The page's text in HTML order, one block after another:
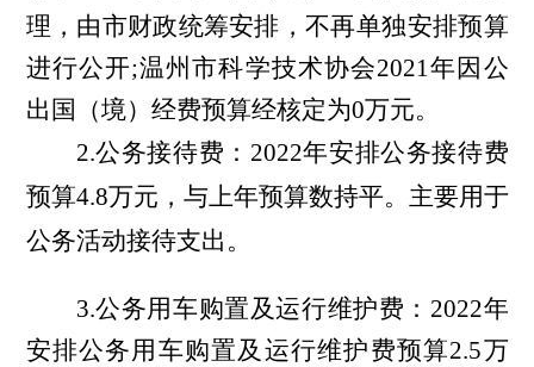
理，由市财政统筹安排，不再单独安排预算
进行公开;温州市科学技术协会2021 年因公
出国（境）经费预算经核定为0万元。
2.公务接待费：2022年安排公务接待费
预算4.8万元，与上年预算数持平。主要用于
公务活动接待支出。
3.公务用车购置及运行维护费：2022年
安排公务用车购置及运行维护费预算2.5万